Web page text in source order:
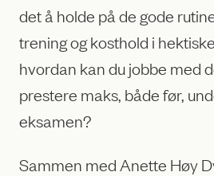
det å holde på de gode
trening og kosthold i
hvordan kan du jobbe med
prestere maks, både før,
eksamen?
Sammen med Anette Høy